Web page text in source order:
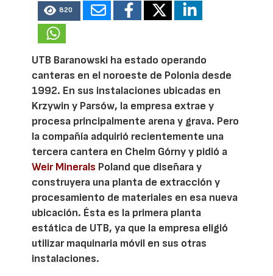
820
UTB Baranowski ha estado operando
canteras en el noroeste de Polonia desde
1992. En sus instalaciones ubicadas en
Krzywin y Parsów, la empresa extrae y
procesa principalmente arena y grava. Pero
la compañía adquirió recientemente una
tercera cantera en Chelm Górny y pidió a
Weir Minerals Poland que diseñara y
construyera una planta de extracción y
procesamiento de materiales en esa nueva
ubicación. Ésta es la primera planta
estática de UTB, ya que la empresa eligió
utilizar maquinaria móvil en sus otras
instalaciones.